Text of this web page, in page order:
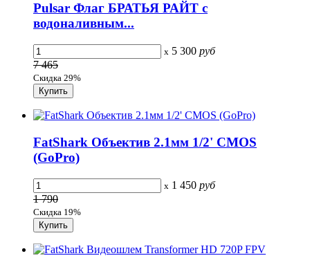
Pulsar Флаг БРАТЬЯ РАЙТ с
водоналивным...
x 5 300 руб
7 465
Скидка 29%
FatShark Объектив 2.1мм 1/2' CMOS
(GoPro)
x 1 450 руб
1 790
Скидка 19%